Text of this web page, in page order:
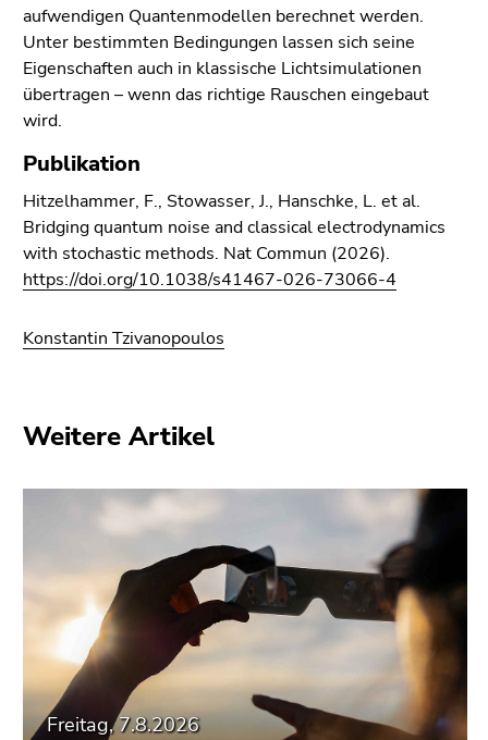
aufwendigen Quantenmodellen berechnet werden.
Unter bestimmten Bedingungen lassen sich seine
Eigenschaften auch in klassische Lichtsimulationen
übertragen – wenn das richtige Rauschen eingebaut
wird.
Publikation
Hitzelhammer, F., Stowasser, J., Hanschke, L. et al.
Bridging quantum noise and classical electrodynamics
with stochastic methods. Nat Commun (2026).
https://doi.org/10.1038/s41467-026-73066-4
Konstantin Tzivanopoulos
Weitere Artikel
Freitag, 7.8.2026